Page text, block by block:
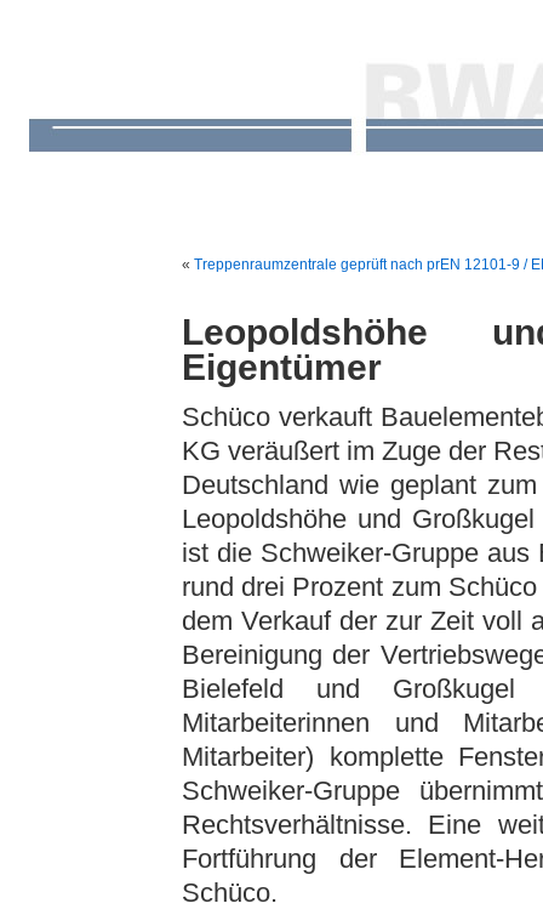
« Treppenraumzentrale geprüft nach prEN 12101-9 /
Leopoldshöhe
Eigentümer
Schüco verkauft
KG veräußert im Zuge der
Deutschland wie geplant
Leopoldshöhe und
ist die Schweiker-Gruppe
rund drei Prozent zum
dem Verkauf der zur Zeit voll
Bereinigung der
Bielefeld und
Mitarbeiterinnen und
Mitarbeiter) komplette
Schweiker-Gruppe
Rechtsverhältnisse. Eine
Fortführung der Element-
Schüco.